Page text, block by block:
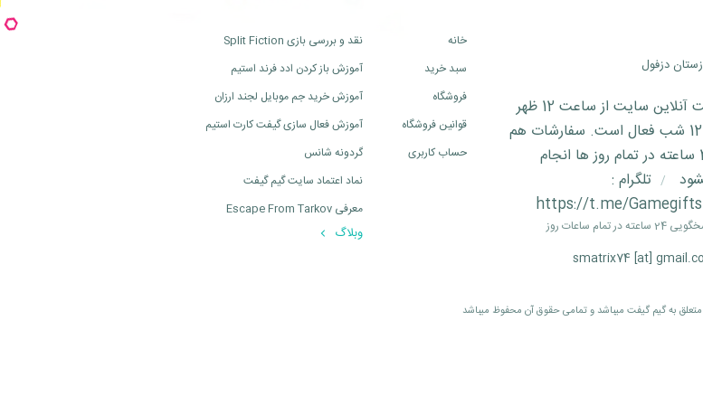
دزفول
چت آنلاین سایت از ساعت 12 ظهر
تا 12 شب فعال است. سفارشات هم
24 ساعته در تمام روز ها انجام
/ تلگرام :
https://t.me/
ساعته در تمام ساعات روز
smatrix74 [at]
خانه
سبد خرید
فروشگاه
قوانین فروشگاه
حساب کاربری
نقد و بررسی بازی Split Fiction
آموزش باز کردن ادد فرند استیم
آموزش خرید جم موبایل لجند ارزان
آموزش فعال سازی گیفت کارت استیم
گردونه شانس
نماد اعتماد سایت گیم گیفت
معرفی Escape From Tarkov
وبلاگ
به گیم گیفت ميباشد و تمامی حقوق آن محفوظ ميباشد